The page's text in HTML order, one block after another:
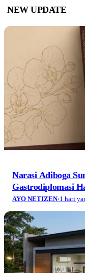
NEW UPDATE
Narasi Adiboga
Gastrodiplomasi
AYO NETIZEN·1 hari